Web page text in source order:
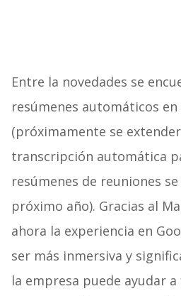
Entre la novedades se
resúmenes automáticos en
(próximamente se
transcripción automática
resúmenes de reuniones
próximo año). Gracias al
ahora la experiencia en
ser más inmersiva y
la empresa puede ayudar